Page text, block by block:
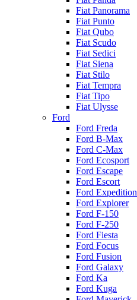
Fiat Panorama
Fiat Punto
Fiat Qubo
Fiat Scudo
Fiat Sedici
Fiat Siena
Fiat Stilo
Fiat Tempra
Fiat Tipo
Fiat Ulysse
Ford
Ford Freda
Ford B-Max
Ford C-Max
Ford Ecosport
Ford Escape
Ford Escort
Ford Expedition
Ford Explorer
Ford F-150
Ford F-250
Ford Fiesta
Ford Focus
Ford Fusion
Ford Galaxy
Ford Ka
Ford Kuga